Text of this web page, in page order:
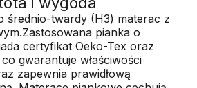
średnio-twardy (H3) materac z
pianka o
certyfikat Oeko-Tex oraz
gwarantuje właściwości
zapewnia prawidłową